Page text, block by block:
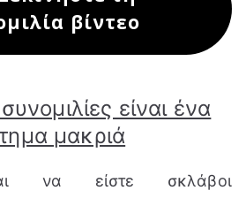
βίντεο
είναι ένα
μακριά
να είστε σκλάβοι